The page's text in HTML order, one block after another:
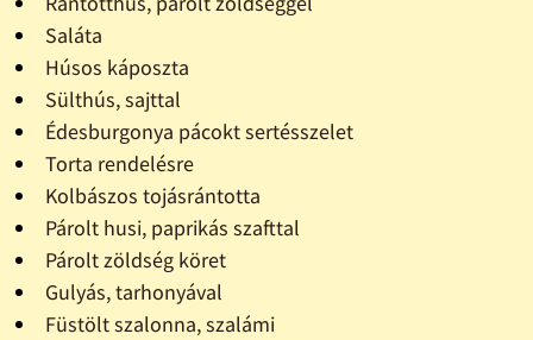
Saláta
Húsos káposzta
Sülthús, sajttal
Édesburgonya pácokt sertésszelet
Torta rendelésre
Kolbászos tojásrántotta
Párolt husi, paprikás szafttal
Párolt zöldség köret
Gulyás, tarhonyával
Füstölt szalonna, szalámi